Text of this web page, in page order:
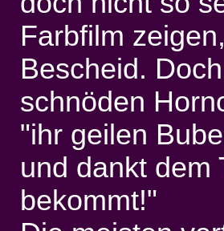
Farbfilm
Bescheid.
schnöden
"ihr geilen
und dankt dem
bekommt!"